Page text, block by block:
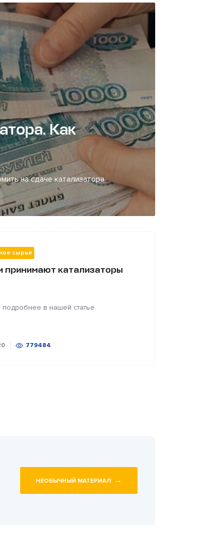
Как
на сдаче катализатора.
сырье
принимают катализаторы
подробнее в нашей статье.
779484
НЕОБЫЧНЫЙ МАТЕРИАЛ →